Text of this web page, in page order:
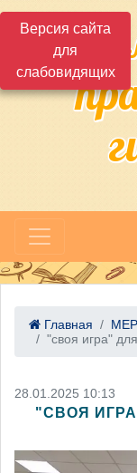
Версия сайта
для
слабовидящих
Главная
"своя игра"
28.01.2025 10:13
"СВОЯ